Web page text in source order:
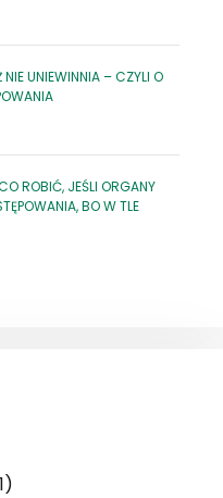
NIE UNIEWINNIA – CZYLI O
ROBIĆ, JEŚLI ORGANY
BO W TLE